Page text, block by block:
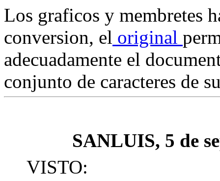
Los graficos y membretes
conversion, el original
adecuadamente el
conjunto de caracteres de
SANLUIS, 5 de
VISTO: